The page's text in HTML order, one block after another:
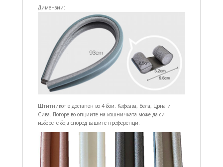
Димензии:
Штитникот е достапен во 4 бои. Кафеава, Бела, Црна и
Сива. Погоре во опциите на кошничката може да си
изберете боја според вашите преференци.